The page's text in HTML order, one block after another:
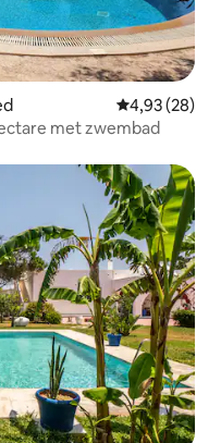
Gemiddelde
4,93 (28)
met zwembad